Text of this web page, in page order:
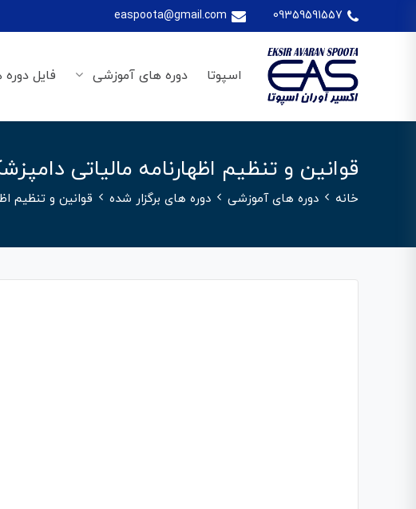
09359591557
easpoota@gmail.com
اسپوتا دوره های آموزشی فایل دوره
قوانین و تنظیم اظهارنامه مالیاتی
خانه دوره های آموزشی دوره های برگزار شده قوانین و تنظیم